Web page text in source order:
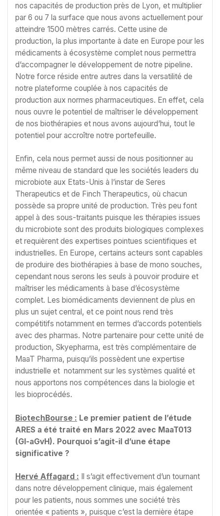
nos capacités de production près de Lyon, et multiplier
par 6 ou 7 la surface que nous avons actuellement pour
atteindre 1500 mètres carrés. Cette usine de
production, la plus importante à date en Europe pour les
médicaments à écosystème complet nous permettra
d’accompagner le développement de notre pipeline.
Notre force réside entre autres dans la versatilité de
notre plateforme couplée à nos capacités de
production aux normes pharmaceutiques. En effet, cela
nous ouvre le potentiel de maîtriser le développement
de nos biothérapies et nous avons aujourd’hui, tout le
potentiel pour accroître notre portefeuille.
Enfin, cela nous permet aussi de nous positionner au
même niveau de standard que les sociétés leaders du
microbiote aux Etats-Unis à l’instar de Seres
Therapeutics et de Finch Therapeutics, où chacun
possède sa propre unité de production. Très peu font
appel à des sous-traitants puisque les thérapies issues
du microbiote sont des produits biologiques complexes
et requièrent des expertises pointues scientifiques et
industrielles. En Europe, certains acteurs sont capables
de produire des biothérapies à base de mono souches,
cependant nous serons les seuls à pouvoir produire et
maîtriser les médicaments à base d’écosystème
complet. Les biomédicaments deviennent de plus en
plus un sujet central, et ce point nous rend très
compétitifs notamment en termes d’accords potentiels
avec des pharmas. Notre partenaire pour cette unité de
production, Skyepharma, est très complémentaire de
MaaT Pharma, puisqu’ils possèdent une expertise
industrielle et notamment sur les systèmes qualité et
nous apportons nos compétences dans la biologie et
les bioprocédés.
BiotechBourse : Le premier patient de l’étude
ARES a été traité en Mars 2022 avec MaaT013
(GI-aGvH). Pourquoi s’agit-il d’une étape
significative ?
Hervé Affagard : Il s’agit effectivement d’un tournant
dans notre développement clinique, mais également
pour les patients, nous sommes une société très
orientée « patients », puisque c’est la dernière étape